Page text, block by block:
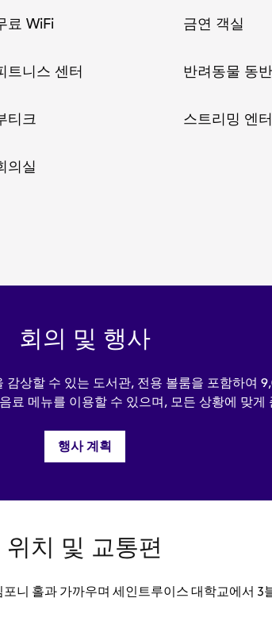
료 WiFi 금연 객실
트니스 센터 반려동물 동
티크 스트리밍 엔
의실
회의 및 행사
상할 수 있는 도서관, 전용 볼룸을 포함하여
료 메뉴를 이용할 수 있으며, 모든 상황에 맞게
행사 계획
위치 및 교통편
니 홀과 가까우며 세인트루이스 대학교에서 3